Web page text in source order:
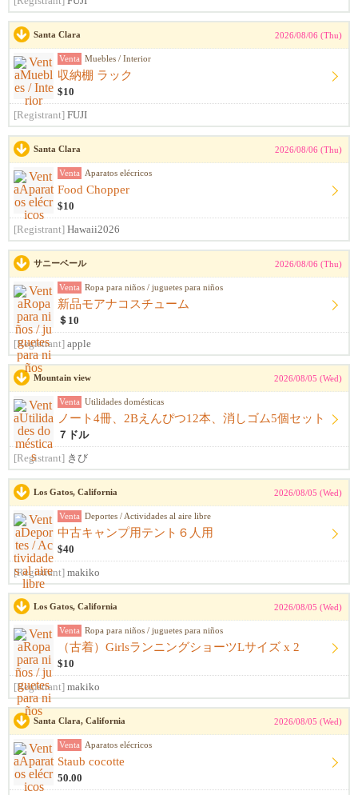
Santa Clara 2026/08/06 (Thu)
Venta Muebles / Interior
収納棚 ラック
$10
[Registrant] FUJI
Santa Clara 2026/08/06 (Thu)
Venta Aparatos elécricos
Food Chopper
$10
[Registrant] Hawaii2026
サニーベール 2026/08/06 (Thu)
Venta Ropa para niños / juguetes para niños
新品モアナコスチューム
＄10
[Registrant] apple
Mountain view 2026/08/05 (Wed)
Venta Utilidades domésticas
ノート4冊、2Bえんぴつ12本、消しゴム5個セット
７ドル
[Registrant] きび
Los Gatos, California 2026/08/05 (Wed)
Venta Deportes / Actividades al aire libre
中古キャンプ用テント６人用
$40
[Registrant] makiko
Los Gatos, California 2026/08/05 (Wed)
Venta Ropa para niños / juguetes para niños
（古着）GirlsランニングショーツLサイズ x 2
$10
[Registrant] makiko
Santa Clara, California 2026/08/05 (Wed)
Venta Aparatos elécricos
Staub cocotte
50.00